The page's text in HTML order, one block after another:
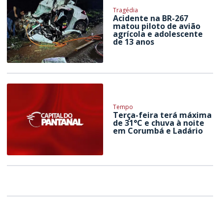
Tragédia
Acidente na BR-267
matou piloto de avião
agrícola e adolescente
de 13 anos
Tempo
Terça-feira terá máxima
de 31°C e chuva à noite
em Corumbá e Ladário